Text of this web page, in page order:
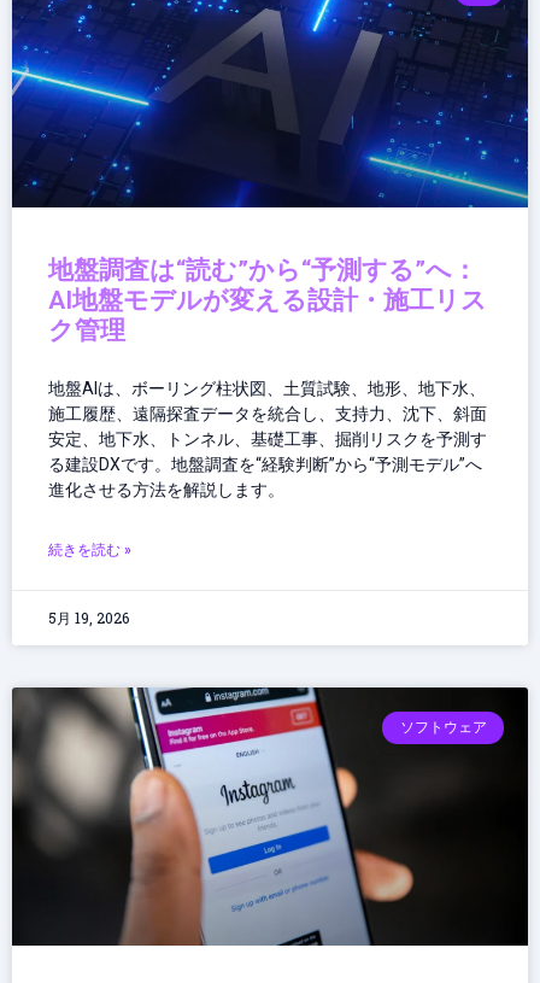
地盤調査は“読む”から“予測する”へ：
AI地盤モデルが変える設計・施工リス
ク管理
地盤AIは、ボーリング柱状図、土質試験、地形、地下水、
施工履歴、遠隔探査データを統合し、支持力、沈下、斜面
安定、地下水、トンネル、基礎工事、掘削リスクを予測す
る建設DXです。地盤調査を“経験判断”から“予測モデル”へ
進化させる方法を解説します。
続きを読む »
5月 19, 2026
ソフトウェア